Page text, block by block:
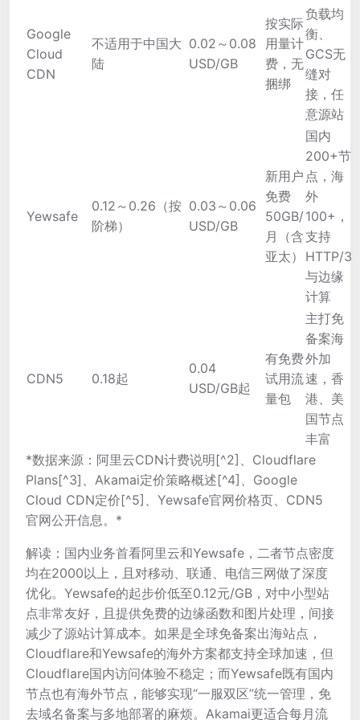
Google
Cloud
CDN
不适用于中国大
陆
0.02～0.08
USD/GB
按实际
用量计
费，无
捆绑
负载均
衡、
GCS无
缝对
接，任
意源站
Yewsafe
0.12～0.26（按
阶梯）
0.03～0.06
USD/GB
新用户
免费
50GB/
月（含
亚太）
国内
200+节
点，海
外
100+，
支持
HTTP/3
与边缘
计算
CDN5 0.18起
0.04
USD/GB起
有免费
试用流
量包
主打免
备案海
外加
速，香
港、美
国节点
丰富
*数据来源：阿里云CDN计费说明[^2]、Cloudflare
Plans[^3]、Akamai定价策略概述[^4]、Google
Cloud CDN定价[^5]、Yewsafe官网价格页、CDN5
官网公开信息。*
解读：国内业务首看阿里云和Yewsafe，二者节点密度
均在2000以上，且对移动、联通、电信三网做了深度
优化。Yewsafe的起步价低至0.12元/GB，对中小型站
点非常友好，且提供免费的边缘函数和图片处理，间接
减少了源站计算成本。如果是全球免备案出海站点，
Cloudflare和Yewsafe的海外方案都支持全球加速，但
Cloudflare国内访问体验不稳定；而Yewsafe既有国内
节点也有海外节点，能够实现“一服双区”统一管理，免
去域名备案与多地部署的麻烦。Akamai更适合每月流